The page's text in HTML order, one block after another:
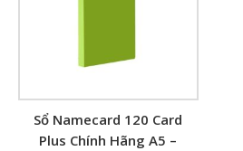
Sổ Namecard 120 Card
Plus Chính Hãng A5 –